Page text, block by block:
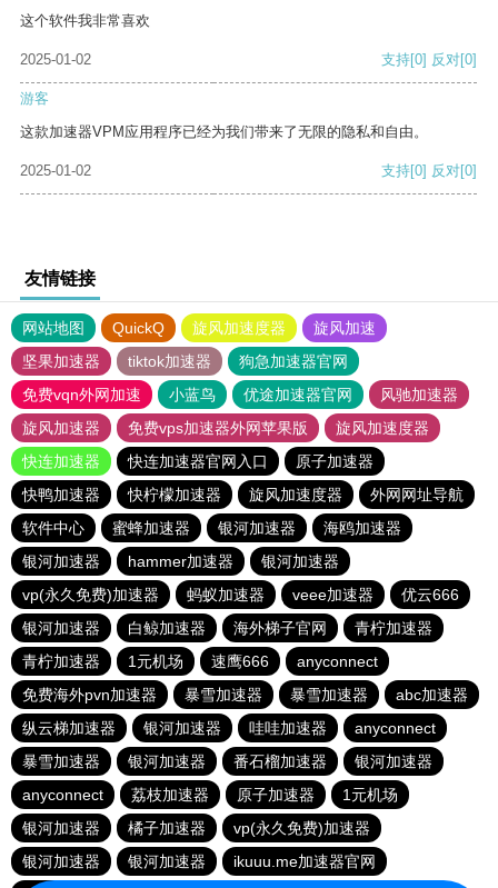
这个软件我非常喜欢
2025-01-02 支持[0] 反对[0]
游客
这款加速器VPM应用程序已经为我们带来了无限的隐私和自由。
2025-01-02 支持[0] 反对[0]
友情链接
网站地图 QuickQ 旋风加速度器
旋风加速
坚果加速器
tiktok加速器
狗急加速器官网
免费vqn外网加速
小蓝鸟 优途加速器官网
风驰加速器
旋风加速器
免费vps加速器外网苹果版
旋风加速度器
快连加速器
快连加速器官网入口
原子加速器
快鸭加速器
快柠檬加速器 旋风加速度器
外网网址导航
软件中心
蜜蜂加速器 银河加速器
海鸥加速器
银河加速器
hammer加速器
银河加速器
vp(永久免费)加速器
蚂蚁加速器 veee加速器
优云666
银河加速器
白鲸加速器 海外梯子官网
青柠加速器
青柠加速器
1元机场 速鹰666
anyconnect
免费海外pvn加速器
暴雪加速器 暴雪加速器
abc加速器
纵云梯加速器
银河加速器 哇哇加速器
anyconnect
暴雪加速器
银河加速器 番石榴加速器
银河加速器
anyconnect
荔枝加速器 原子加速器
1元机场
银河加速器
橘子加速器
vp(永久免费)加速器
银河加速器
银河加速器
ikuuu.me加速器官网